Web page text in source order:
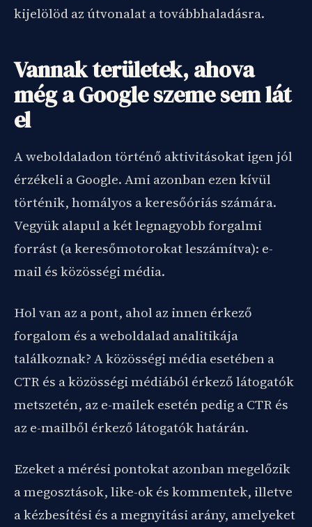
kijelölöd az útvonalat a továbbhaladásra.
Vannak területek, ahova
még a Google szeme sem lát
el
A weboldaladon történő aktivitásokat igen jól
érzékeli a Google. Ami azonban ezen kívül
történik, homályos a keresőóriás számára.
Vegyük alapul a két legnagyobb forgalmi
forrást (a keresőmotorokat leszámítva): e-
mail és közösségi média.
Hol van az a pont, ahol az innen érkező
forgalom és a weboldalad analitikája
találkoznak? A közösségi média esetében a
CTR és a közösségi médiából érkező látogatók
metszetén, az e-mailek esetén pedig a CTR és
az e-mailből érkező látogatók határán.
Ezeket a mérési pontokat azonban megelőzik
a megosztások, like-ok és kommentek, illetve
a kézbesítési és a megnyitási arány, amelyeket